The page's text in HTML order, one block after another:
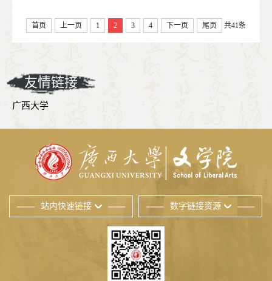
首页 上一页 1 2 3 4 下一页 尾页 共41条
友情链接
广西大学
站内快速链接 数字链接资源